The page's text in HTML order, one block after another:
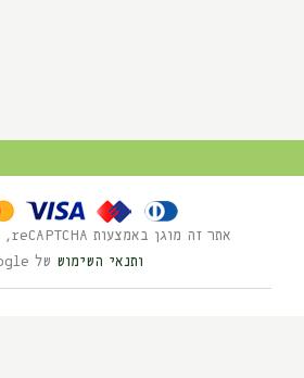
אתר זה מוגן באמצעות reCAPTCHA,
ותנאי השימוש של Google.